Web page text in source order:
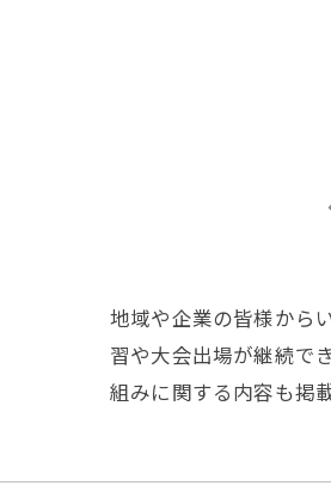
地域や企業の皆様から
習や大会出場が継続で
組みに関する内容も掲